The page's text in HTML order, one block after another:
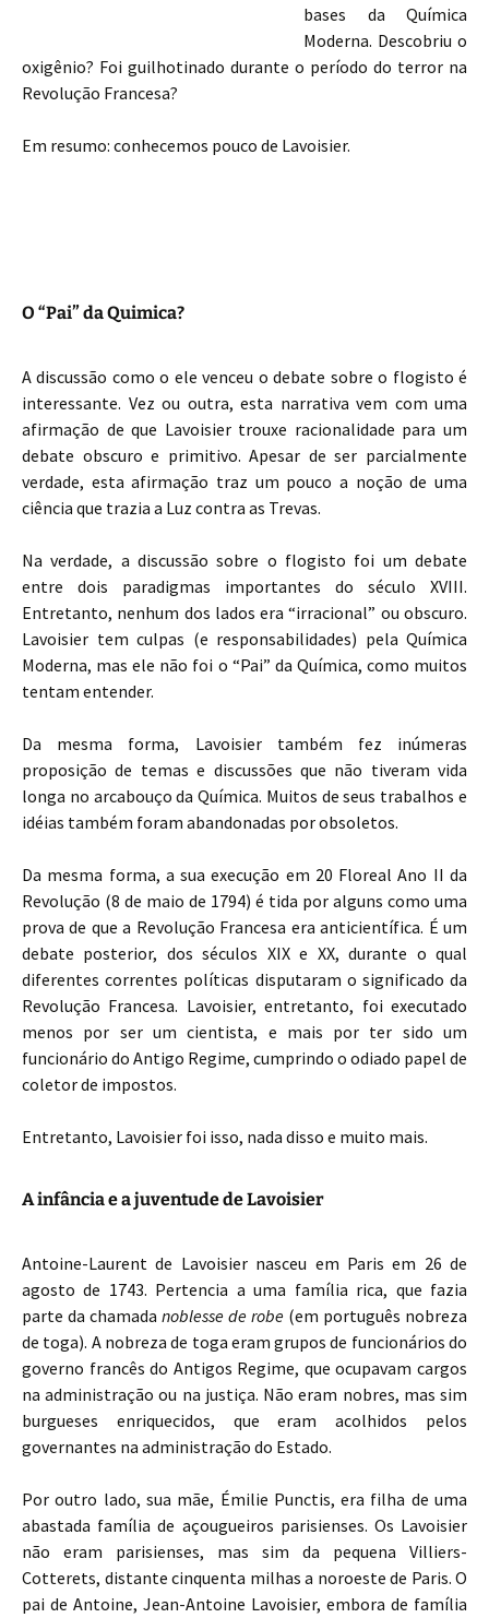
bases da Química
Moderna. Descobriu o
oxigênio? Foi guilhotinado durante o período do terror na
Revolução Francesa?
Em resumo: conhecemos pouco de Lavoisier.
O “Pai” da Quimica?
A discussão como o ele venceu o debate sobre o flogisto é
interessante. Vez ou outra, esta narrativa vem com uma
afirmação de que Lavoisier trouxe racionalidade para um
debate obscuro e primitivo. Apesar de ser parcialmente
verdade, esta afirmação traz um pouco a noção de uma
ciência que trazia a Luz contra as Trevas.
Na verdade, a discussão sobre o flogisto foi um debate
entre dois paradigmas importantes do século XVIII.
Entretanto, nenhum dos lados era “irracional” ou obscuro.
Lavoisier tem culpas (e responsabilidades) pela Química
Moderna, mas ele não foi o “Pai” da Química, como muitos
tentam entender.
Da mesma forma, Lavoisier também fez inúmeras
proposição de temas e discussões que não tiveram vida
longa no arcabouço da Química. Muitos de seus trabalhos e
idéias também foram abandonadas por obsoletos.
Da mesma forma, a sua execução em 20 Floreal Ano II da
Revolução (8 de maio de 1794) é tida por alguns como uma
prova de que a Revolução Francesa era anticientífica. É um
debate posterior, dos séculos XIX e XX, durante o qual
diferentes correntes políticas disputaram o significado da
Revolução Francesa. Lavoisier, entretanto, foi executado
menos por ser um cientista, e mais por ter sido um
funcionário do Antigo Regime, cumprindo o odiado papel de
coletor de impostos.
Entretanto, Lavoisier foi isso, nada disso e muito mais.
A infância e a juventude de Lavoisier
Antoine-Laurent de Lavoisier nasceu em Paris em 26 de
agosto de 1743. Pertencia a uma família rica, que fazia
parte da chamada noblesse de robe (em português nobreza
de toga). A nobreza de toga eram grupos de funcionários do
governo francês do Antigos Regime, que ocupavam cargos
na administração ou na justiça. Não eram nobres, mas sim
burgueses enriquecidos, que eram acolhidos pelos
governantes na administração do Estado.
Por outro lado, sua mãe, Émilie Punctis, era filha de uma
abastada família de açougueiros parisienses. Os Lavoisier
não eram parisienses, mas sim da pequena Villiers-
Cotterets, distante cinquenta milhas a noroeste de Paris. O
pai de Antoine, Jean-Antoine Lavoisier, embora de família